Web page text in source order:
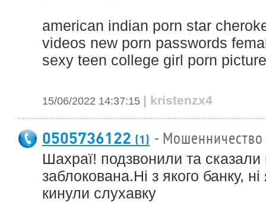
american indian porn star
videos new porn passwords
sexy teen college girl porn
15/06/2022 14:37:15 | kristenzx4
0505736122 (1) - Мошенничество
Шахраї! подзвонили та
заблокована.Ні з якого банку,
кинули слухавку